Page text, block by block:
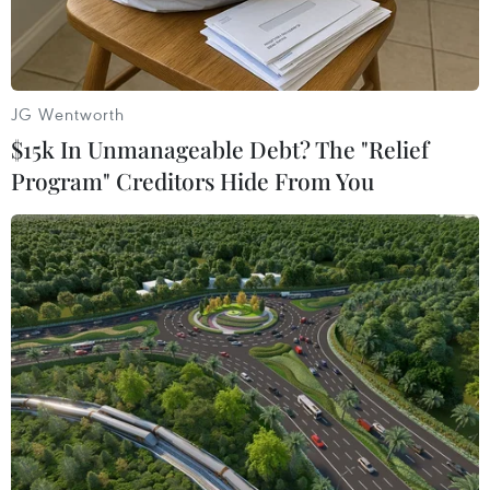
Samantha Lewthwaite và chồng. (Nguồn: REX)
Một góa phụ người Anh đã tham gia khủng bố,
có biệt danh "Góa phụ trắng," đang trực tiếp
huấn luyện một đạo quân những kẻ đánh bom
tự sát cho lực lượng Nhà nước Hồi giáo (IS) tự
xưng.
JG Wentworth
$15k In Unmanageable Debt? The "Relief
Program" Creditors Hide From You